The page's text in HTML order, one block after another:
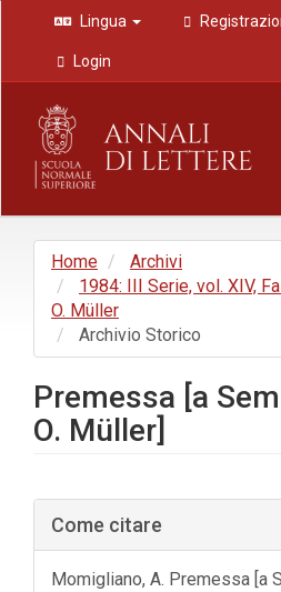
Navigazione
principale
Contenuto
principale
Barra
laterale
Lingua
Login
Home
Archivi
1984: III Serie, vol. XIV,
O. Müller
Archivio Storico
Premessa [a
O. Müller]
Barra
laterale
dell'articolo
Come citare
Momigliano, A. Premessa [a